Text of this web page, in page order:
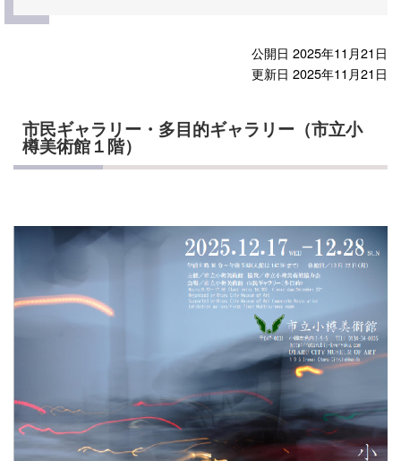
公開日 2025年11月21日
更新日 2025年11月21日
市民ギャラリー・多目的ギャラリー（市立小
樽美術館１階）